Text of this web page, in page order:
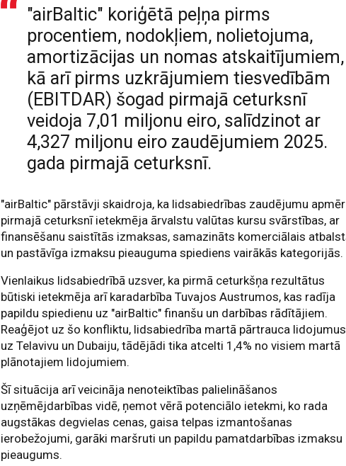
"airBaltic" koriģētā peļņa pirms
procentiem, nodokļiem, nolietojuma,
amortizācijas un nomas atskaitījumiem,
kā arī pirms uzkrājumiem tiesvedībām
(EBITDAR) šogad pirmajā ceturksnī
veidoja 7,01 miljonu eiro, salīdzinot ar
4,327 miljonu eiro zaudējumiem 2025.
gada pirmajā ceturksnī.
"airBaltic" pārstāvji skaidroja, ka lidsabiedrības zaudējumu
pirmajā ceturksnī ietekmēja ārvalstu valūtas kursu svārstības, ar
finansēšanu saistītās izmaksas, samazināts komerciālais
un pastāvīga izmaksu pieauguma spiediens vairākās kategorijās.
Vienlaikus lidsabiedrībā uzsver, ka pirmā ceturkšņa rezultātus
būtiski ietekmēja arī karadarbība Tuvajos Austrumos, kas radīja
papildu spiedienu uz "airBaltic" finanšu un darbības rādītājiem.
Reaģējot uz šo konfliktu, lidsabiedrība martā pārtrauca lidojumus
uz Telavivu un Dubaiju, tādējādi tika atcelti 1,4% no visiem martā
plānotajiem lidojumiem.
Šī situācija arī veicināja nenoteiktības palielināšanos
uzņēmējdarbības vidē, ņemot vērā potenciālo ietekmi, ko rada
augstākas degvielas cenas, gaisa telpas izmantošanas
ierobežojumi, garāki maršruti un papildu pamatdarbības izmaksu
pieaugums.